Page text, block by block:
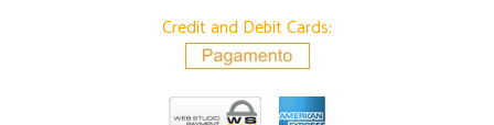
Credit and Debit Cards: